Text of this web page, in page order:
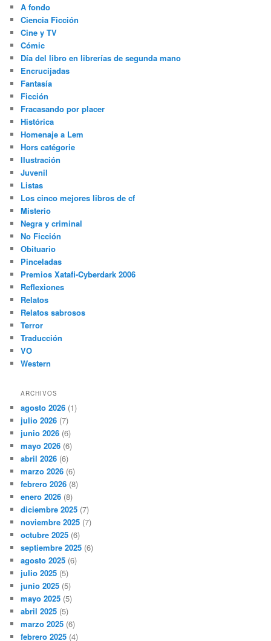
A fondo
Ciencia Ficción
Cine y TV
Cómic
Día del libro en librerías de segunda mano
Encrucijadas
Fantasía
Ficción
Fracasando por placer
Histórica
Homenaje a Lem
Hors catégorie
Ilustración
Juvenil
Listas
Los cinco mejores libros de cf
Misterio
Negra y criminal
No Ficción
Obituario
Pinceladas
Premios Xatafi-Cyberdark 2006
Reflexiones
Relatos
Relatos sabrosos
Terror
Traducción
VO
Western
ARCHIVOS
agosto 2026 (1)
julio 2026 (7)
junio 2026 (6)
mayo 2026 (6)
abril 2026 (6)
marzo 2026 (6)
febrero 2026 (8)
enero 2026 (8)
diciembre 2025 (7)
noviembre 2025 (7)
octubre 2025 (6)
septiembre 2025 (6)
agosto 2025 (6)
julio 2025 (5)
junio 2025 (5)
mayo 2025 (5)
abril 2025 (5)
marzo 2025 (6)
febrero 2025 (4)